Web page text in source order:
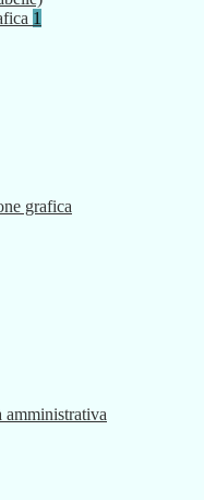
1
grafica
amministrativa